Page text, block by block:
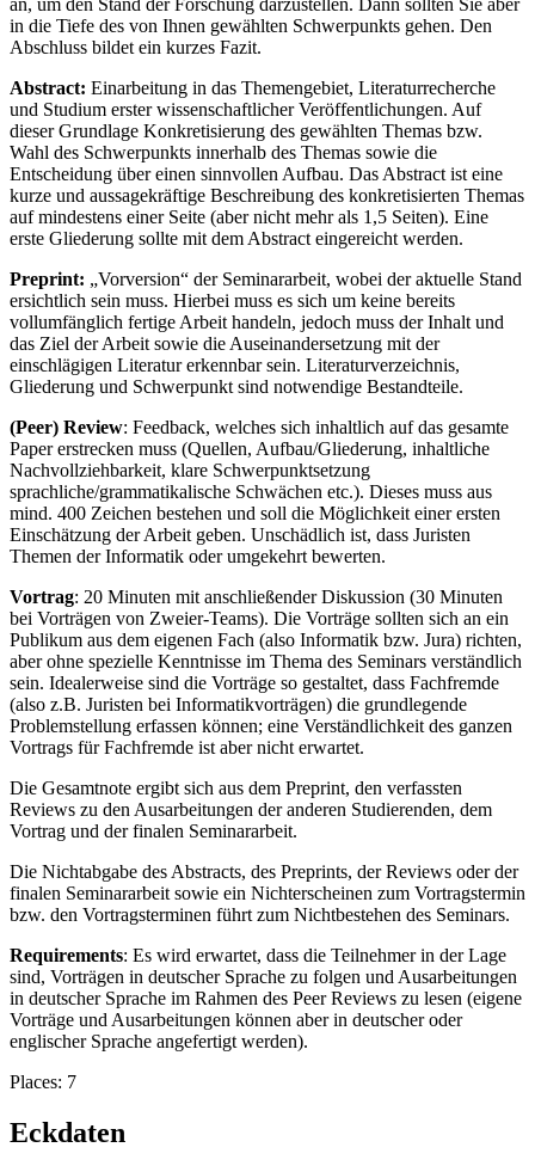
an, um den Stand der Forschung darzustellen. Dann sollten Sie aber
in die Tiefe des von Ihnen gewählten Schwerpunkts gehen. Den
Abschluss bildet ein kurzes Fazit.
Abstract: Einarbeitung in das Themengebiet, Literaturrecherche
und Studium erster wissenschaftlicher Veröffentlichungen. Auf
dieser Grundlage Konkretisierung des gewählten Themas bzw.
Wahl des Schwerpunkts innerhalb des Themas sowie die
Entscheidung über einen sinnvollen Aufbau. Das Abstract ist eine
kurze und aussagekräftige Beschreibung des konkretisierten Themas
auf mindestens einer Seite (aber nicht mehr als 1,5 Seiten). Eine
erste Gliederung sollte mit dem Abstract eingereicht werden.
Preprint: „Vorversion“ der Seminararbeit, wobei der aktuelle Stand
ersichtlich sein muss. Hierbei muss es sich um keine bereits
vollumfänglich fertige Arbeit handeln, jedoch muss der Inhalt und
das Ziel der Arbeit sowie die Auseinandersetzung mit der
einschlägigen Literatur erkennbar sein. Literaturverzeichnis,
Gliederung und Schwerpunkt sind notwendige Bestandteile.
(Peer) Review: Feedback, welches sich inhaltlich auf das gesamte
Paper erstrecken muss (Quellen, Aufbau/Gliederung, inhaltliche
Nachvollziehbarkeit, klare Schwerpunktsetzung
sprachliche/grammatikalische Schwächen etc.). Dieses muss aus
mind. 400 Zeichen bestehen und soll die Möglichkeit einer ersten
Einschätzung der Arbeit geben. Unschädlich ist, dass Juristen
Themen der Informatik oder umgekehrt bewerten.
Vortrag: 20 Minuten mit anschließender Diskussion (30 Minuten
bei Vorträgen von Zweier-Teams). Die Vorträge sollten sich an ein
Publikum aus dem eigenen Fach (also Informatik bzw. Jura) richten,
aber ohne spezielle Kenntnisse im Thema des Seminars verständlich
sein. Idealerweise sind die Vorträge so gestaltet, dass Fachfremde
(also z.B. Juristen bei Informatikvorträgen) die grundlegende
Problemstellung erfassen können; eine Verständlichkeit des ganzen
Vortrags für Fachfremde ist aber nicht erwartet.
Die Gesamtnote ergibt sich aus dem Preprint, den verfassten
Reviews zu den Ausarbeitungen der anderen Studierenden, dem
Vortrag und der finalen Seminararbeit.
Die Nichtabgabe des Abstracts, des Preprints, der Reviews oder der
finalen Seminararbeit sowie ein Nichterscheinen zum Vortragstermin
bzw. den Vortragsterminen führt zum Nichtbestehen des Seminars.
Requirements: Es wird erwartet, dass die Teilnehmer in der Lage
sind, Vorträgen in deutscher Sprache zu folgen und Ausarbeitungen
in deutscher Sprache im Rahmen des Peer Reviews zu lesen (eigene
Vorträge und Ausarbeitungen können aber in deutscher oder
englischer Sprache angefertigt werden).
Places: 7
Eckdaten